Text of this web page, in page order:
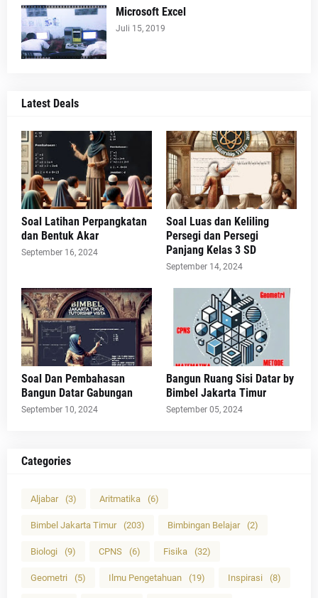
Microsoft Excel
Juli 15, 2019
Latest Deals
Soal Latihan Perpangkatan
dan Bentuk Akar
September 16, 2024
Soal Luas dan Keliling
Persegi dan Persegi
Panjang Kelas 3 SD
September 14, 2024
Soal Dan Pembahasan
Bangun Datar Gabungan
September 10, 2024
Bangun Ruang Sisi Datar by
Bimbel Jakarta Timur
September 05, 2024
Categories
Aljabar (3) Aritmatika (6)
Bimbel Jakarta Timur (203) Bimbingan Belajar (2)
Biologi (9) CPNS (6) Fisika (32)
Geometri (5) Ilmu Pengetahuan (19) Inspirasi (8)